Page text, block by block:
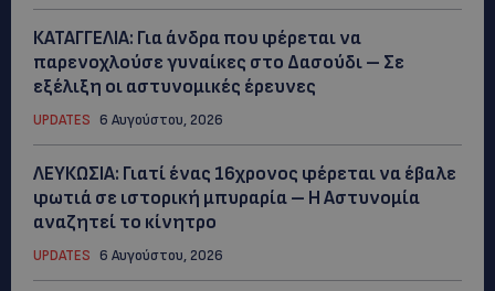
ΚΑΤΑΓΓΕΛΙΑ: Για άνδρα που φέρεται να
παρενοχλούσε γυναίκες στο Δασούδι – Σε
εξέλιξη οι αστυνομικές έρευνες
UPDATES 6 Αυγούστου, 2026
ΛΕΥΚΩΣΙΑ: Γιατί ένας 16χρονος φέρεται να έβαλε
φωτιά σε ιστορική μπυραρία – Η Αστυνομία
αναζητεί το κίνητρο
UPDATES 6 Αυγούστου, 2026